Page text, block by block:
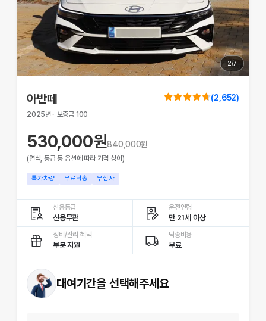
2/7
아반떼 (2,652)
2025년 · 보증금 100
530,000원840,000원
(연식, 등급 등 옵션에 따라 가격 상이)
특가차량 무료탁송 무심사
신용등급
신용무관
운전연령
만 21세 이상
정비/관리 혜택
부분 지원
탁송비용
무료
대여기간을 선택해주세요